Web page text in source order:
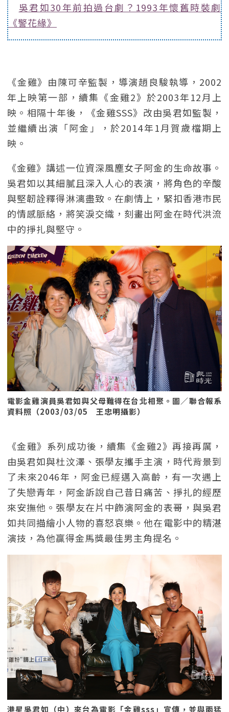
吳君如30年前拍過台劇？1993年懷舊時裝劇
《警花緣》
《金雞》由陳可辛監製，導演趙良駿執導，2002
年上映第一部，續集《金雞2》於2003年12月上
映。相隔十年後，《金雞SSS》改由吳君如監製，
並繼續出演「阿金」，於2014年1月賀歲檔期上
映。
《金雞》講述一位資深風塵女子阿金的生命故事。
吳君如以其細膩且深入人心的表演，將角色的辛酸
與堅韌詮釋得淋漓盡致。在劇情上，緊扣香港市民
的情感脈絡，將笑淚交織，刻畫出阿金在時代洪流
中的掙扎與堅守。
電影金雞演員吳君如與父母難得在台北相聚。圖／聯合報系
資料照（2003/03/05 王忠明攝影）
《金雞》系列成功後，續集《金雞2》再接再厲，
由吳君如與杜汶澤、張學友攜手主演，時代背景到
了未來2046年，阿金已經邁入高齡，有一次遇上
了失戀青年，阿金訴說自己昔日痛苦、掙扎的經歷
來安撫他。張學友在片中飾演阿金的表哥，與吳君
如共同描繪小人物的喜怒哀樂。他在電影中的精湛
演技，為他贏得金馬獎最佳男主角提名。
港星吳君如（中）來台為電影「金雞sss」宣傳，並與兩猛